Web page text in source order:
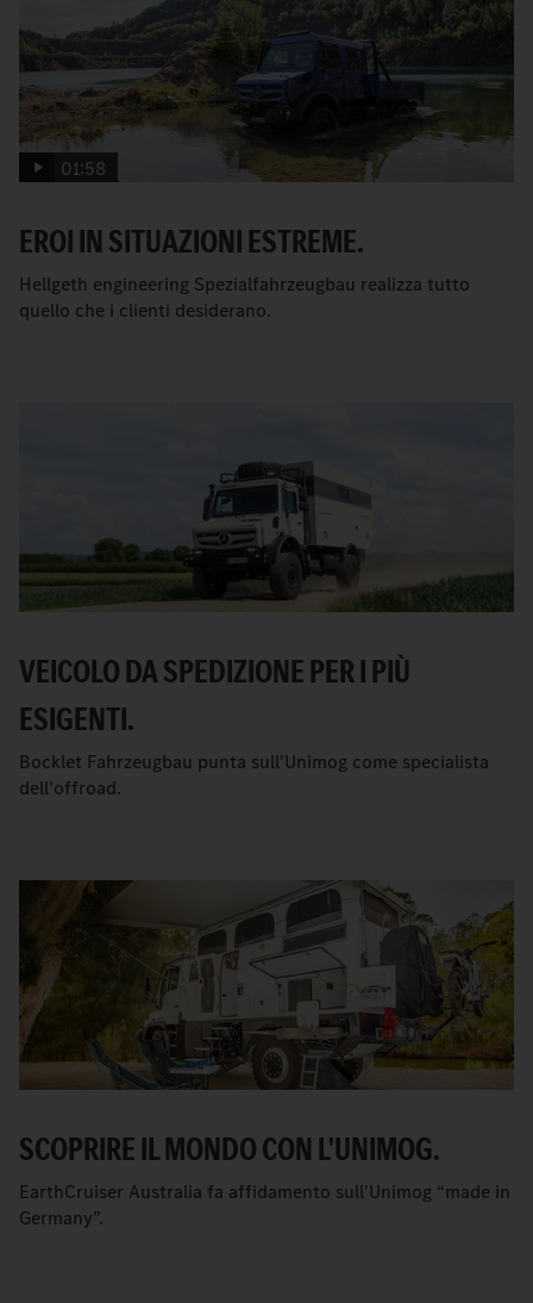
01:58
EROI IN SITUAZIONI ESTREME.
Hellgeth engineering Spezialfahrzeugbau realizza tutto
quello che i clienti desiderano.
VEICOLO DA SPEDIZIONE PER I PIÙ
ESIGENTI.
Bocklet Fahrzeugbau punta sull'Unimog come specialista
dell'offroad.
SCOPRIRE IL MONDO CON L'UNIMOG.
EarthCruiser Australia fa affidamento sull'Unimog “made in
Germany”.